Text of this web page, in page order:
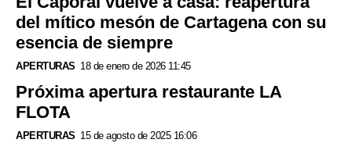
del mítico mesón de Cartagena con su
esencia de siempre
APERTURAS 18 de enero de 2026 11:45
Próxima apertura restaurante LA
FLOTA
APERTURAS 15 de agosto de 2025 16:06